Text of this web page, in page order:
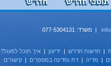
| משרד: 077-5304131
| חדשות חדו''ש | ידיעון | איך תוכל לפעול?
| מדיה | דת ומדינה במספרים | קישורים